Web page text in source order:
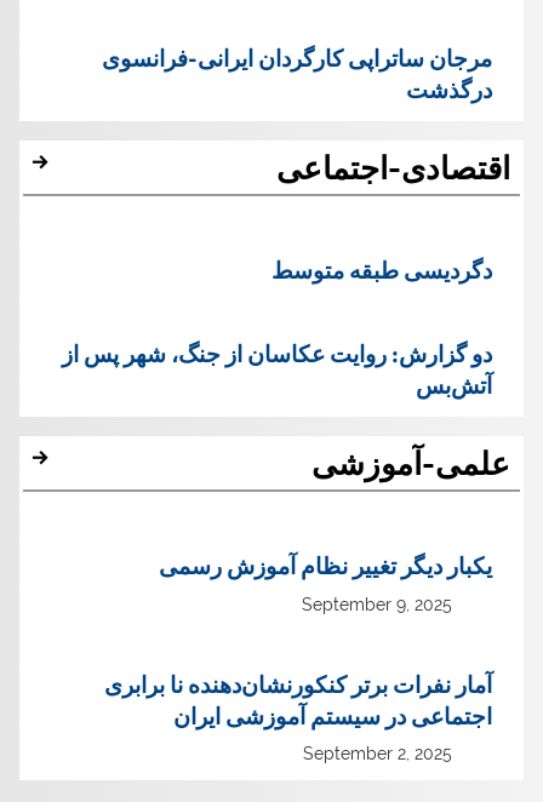
مرجان ساتراپی کارگردان ایرانی-فرانسوی
درگذشت
اقتصادی-اجتماعی
دگردیسی طبقه متوسط
دو گزارش: روایت عکاسان از جنگ، شهر پس از
آتش‌بس
علمی-آموزشی
یک‏بار دیگر تغییر نظام آموزش رسمی
September 9, 2025
آمار نفرات برتر کنکورنشان‌دهنده نا برابری
اجتماعی در سیستم آموزشی ایران
September 2, 2025